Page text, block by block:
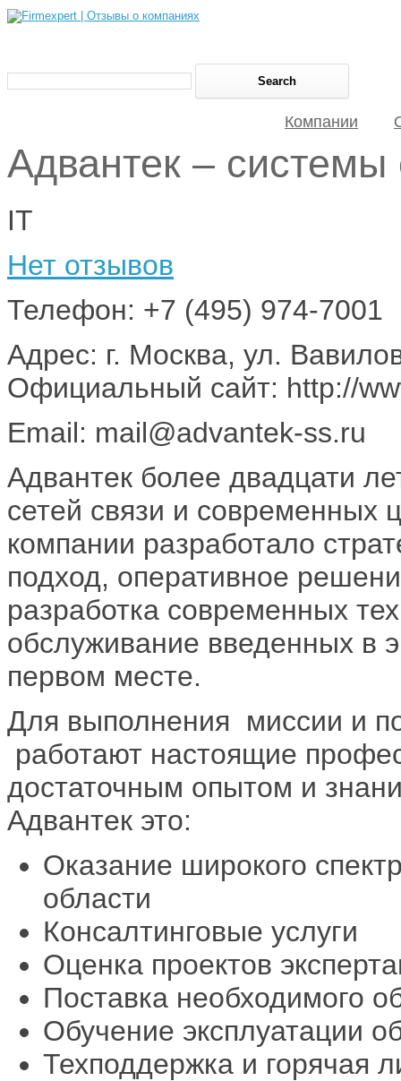
Компании
Адвантек – системы
IT
Нет отзывов
Телефон: +7 (495) 974-7001
Адрес: г. Москва, ул.
Официальный сайт: http://
Email: mail@advantek-ss.ru
Адвантек более двадцати
сетей связи и современных
компании разработало
подход, оперативное
разработка современных
обслуживание введенных в
первом месте.
Для выполнения миссии и
работают настоящие
достаточным опытом и
Адвантек это:
Оказание широкого
области
Консалтинговые услуги
Оценка проектов
Поставка необходимого
Обучение эксплуатации
Техподдержка и горячая